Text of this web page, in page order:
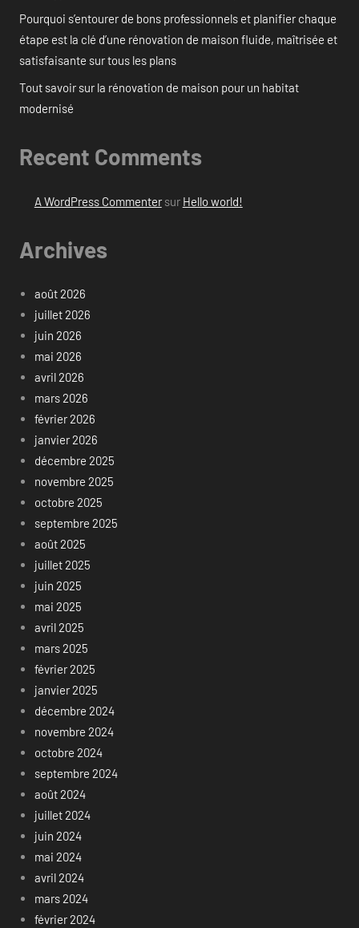
Pourquoi s’entourer de bons professionnels et planifier chaque
étape est la clé d’une rénovation de maison fluide, maîtrisée et
satisfaisante sur tous les plans
Tout savoir sur la rénovation de maison pour un habitat
modernisé
Recent Comments
A WordPress Commentersur Hello world!
Archives
août 2026
juillet 2026
juin 2026
mai 2026
avril 2026
mars 2026
février 2026
janvier 2026
décembre 2025
novembre 2025
octobre 2025
septembre 2025
août 2025
juillet 2025
juin 2025
mai 2025
avril 2025
mars 2025
février 2025
janvier 2025
décembre 2024
novembre 2024
octobre 2024
septembre 2024
août 2024
juillet 2024
juin 2024
mai 2024
avril 2024
mars 2024
février 2024